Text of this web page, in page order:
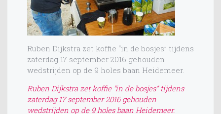
Ruben Dijkstra zet koffie “in de bosjes” tijdens
zaterdag 17 september 2016 gehouden
wedstrijden op de 9 holes baan Heidemeer.
Ruben Dijkstra zet koffie “in de bosjes” tijdens
zaterdag 17 september 2016 gehouden
wedstrijden op de 9 holes baan Heidemeer.